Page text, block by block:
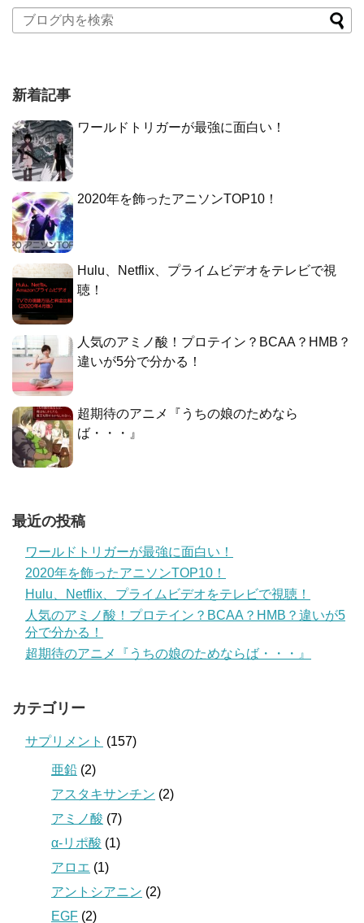
新着記事
ワールドトリガーが最強に面白い！
2020年を飾ったアニソンTOP10！
Hulu、Netflix、プライムビデオをテレビで視
聴！
人気のアミノ酸！プロテイン？BCAA？HMB？
違いが5分で分かる！
超期待のアニメ『うちの娘のためなら
ば・・・』
最近の投稿
ワールドトリガーが最強に面白い！
2020年を飾ったアニソンTOP10！
Hulu、Netflix、プライムビデオをテレビで視聴！
人気のアミノ酸！プロテイン？BCAA？HMB？違いが5
分で分かる！
超期待のアニメ『うちの娘のためならば・・・』
カテゴリー
サプリメント (157)
亜鉛 (2)
アスタキサンチン (2)
アミノ酸 (7)
α-リポ酸 (1)
アロエ (1)
アントシアニン (2)
EGF (2)